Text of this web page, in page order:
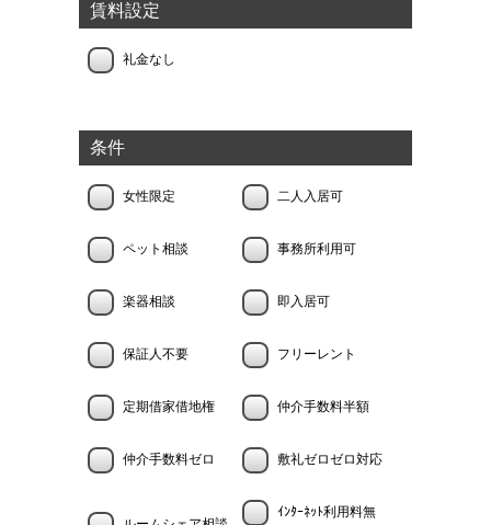
賃料設定
礼金なし
条件
女性限定 二人入居可
ペット相談 事務所利用可
楽器相談 即入居可
保証人不要 フリーレント
定期借家借地権 仲介手数料半額
仲介手数料ゼロ 敷礼ゼロゼロ対応
ｲﾝﾀｰﾈｯﾄ利用料無